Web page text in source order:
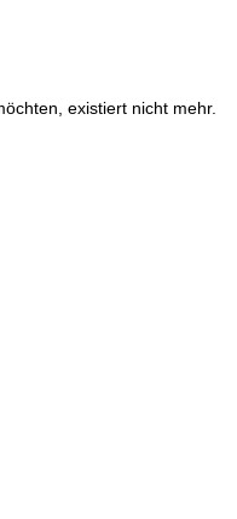
existiert nicht mehr.